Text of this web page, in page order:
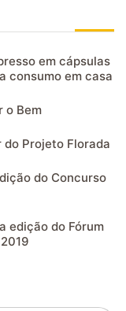
em cápsulas
consumo em casa
o Bem
do Projeto Florada
do Concurso
edição do Fórum